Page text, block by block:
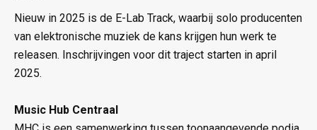
Nieuw in 2025 is de E-Lab Track, waarbij solo producenten
van elektronische muziek de kans krijgen hun werk te
releasen. Inschrijvingen voor dit traject starten in april
2025.
Music Hub Centraal